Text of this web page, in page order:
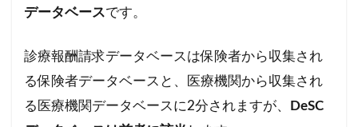
データベースです。
診療報酬請求データベースは保険者から収集され
る保険者データベースと、医療機関から収集され
る医療機関データベースに2分されますが、
DeSC